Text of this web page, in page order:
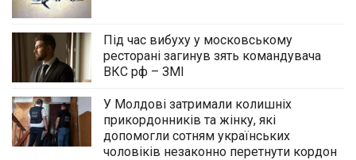
Під час вибуху у московському
ресторані загинув зять командувача
ВКС рф – ЗМІ
У Молдові затримали колишніх
прикордонників та жінку, які
допомогли сотням українських
чоловіків незаконно перетнути кордон